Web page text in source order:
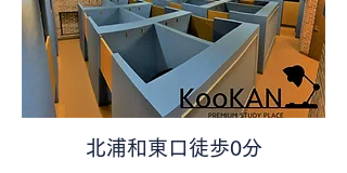
​北浦和東口徒歩0分